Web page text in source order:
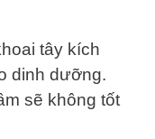
tây kích
dinh dưỡng.
sẽ không tốt